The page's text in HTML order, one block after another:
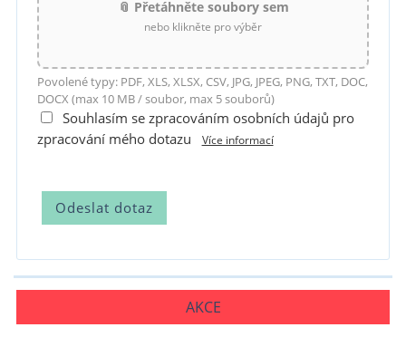
📎 Přetáhněte soubory sem
nebo klikněte pro výběr
Povolené typy: PDF, XLS, XLSX, CSV, JPG, JPEG, PNG, TXT, DOC,
DOCX (max 10 MB / soubor, max 5 souborů)
Souhlasím se zpracováním osobních údajů pro
zpracování mého dotazu
Více informací
AKCE